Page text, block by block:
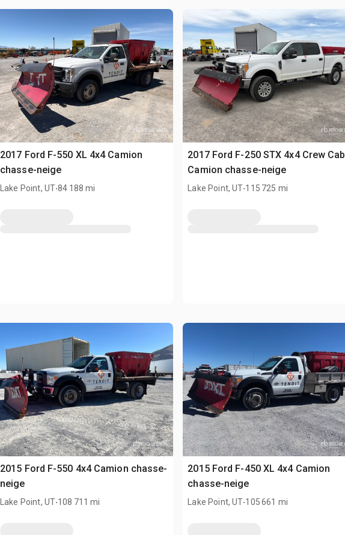
2017 Ford F-550 XL 4x4 Camion
chasse-neige
Lake Point, UT.84 188 mi
2017 Ford F-250 STX 4x4 Crew Cab
Camion chasse-neige
Lake Point, UT.115 725 mi
2015 Ford F-550 4x4 Camion chasse-
neige
Lake Point, UT.108 711 mi
2015 Ford F-450 XL 4x4 Camion
chasse-neige
Lake Point, UT.105 661 mi